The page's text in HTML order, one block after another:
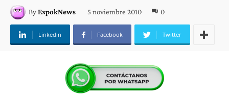
ByExpokNews 5 noviembre 2010 0
Linkedin Facebook Twitter